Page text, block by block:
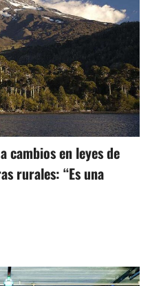
cambios en leyes de
rurales: “Es una